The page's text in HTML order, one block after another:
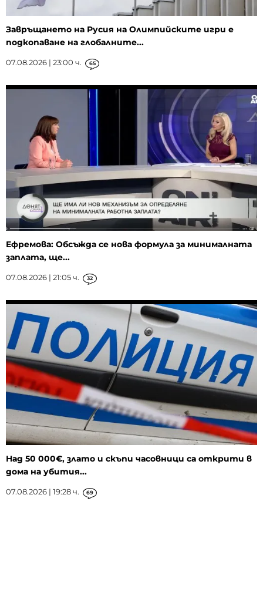
Завръщането на Русия на Олимпийските игри е
подкопаване на глобалните...
07.08.2026 | 23:00 ч. 65
Ефремова: Обсъжда се нова формула за минималната
заплата, ще...
07.08.2026 | 21:05 ч. 32
Над 50 000€, злато и скъпи часовници са открити в
дома на убития...
07.08.2026 | 19:28 ч. 69